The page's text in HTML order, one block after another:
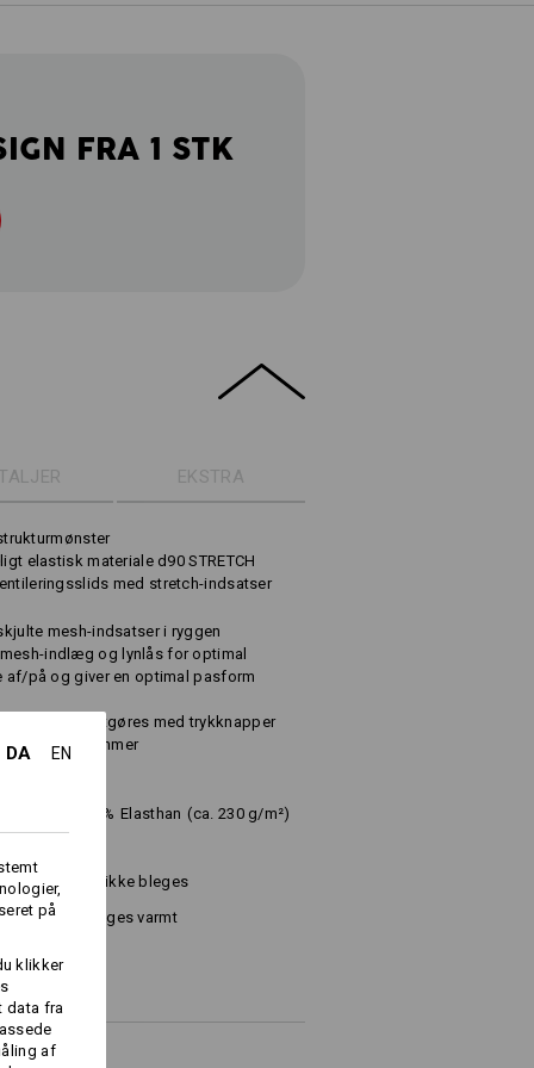
FRA 1 STK
EKSTRA
elastisk materiale d90 STRETCH
med stretch-indsatser
mesh-indsatser i ryggen
indlæg og lynlås for optimal
af/på og giver en optimal pasform
op og kan fastgøres med trykknapper
og 2 ærmelommer
% Elasthan (ca. 230 g/m²)
Må ikke bleges
Stryges varmt
DA EN
på
klikker
data fra
af